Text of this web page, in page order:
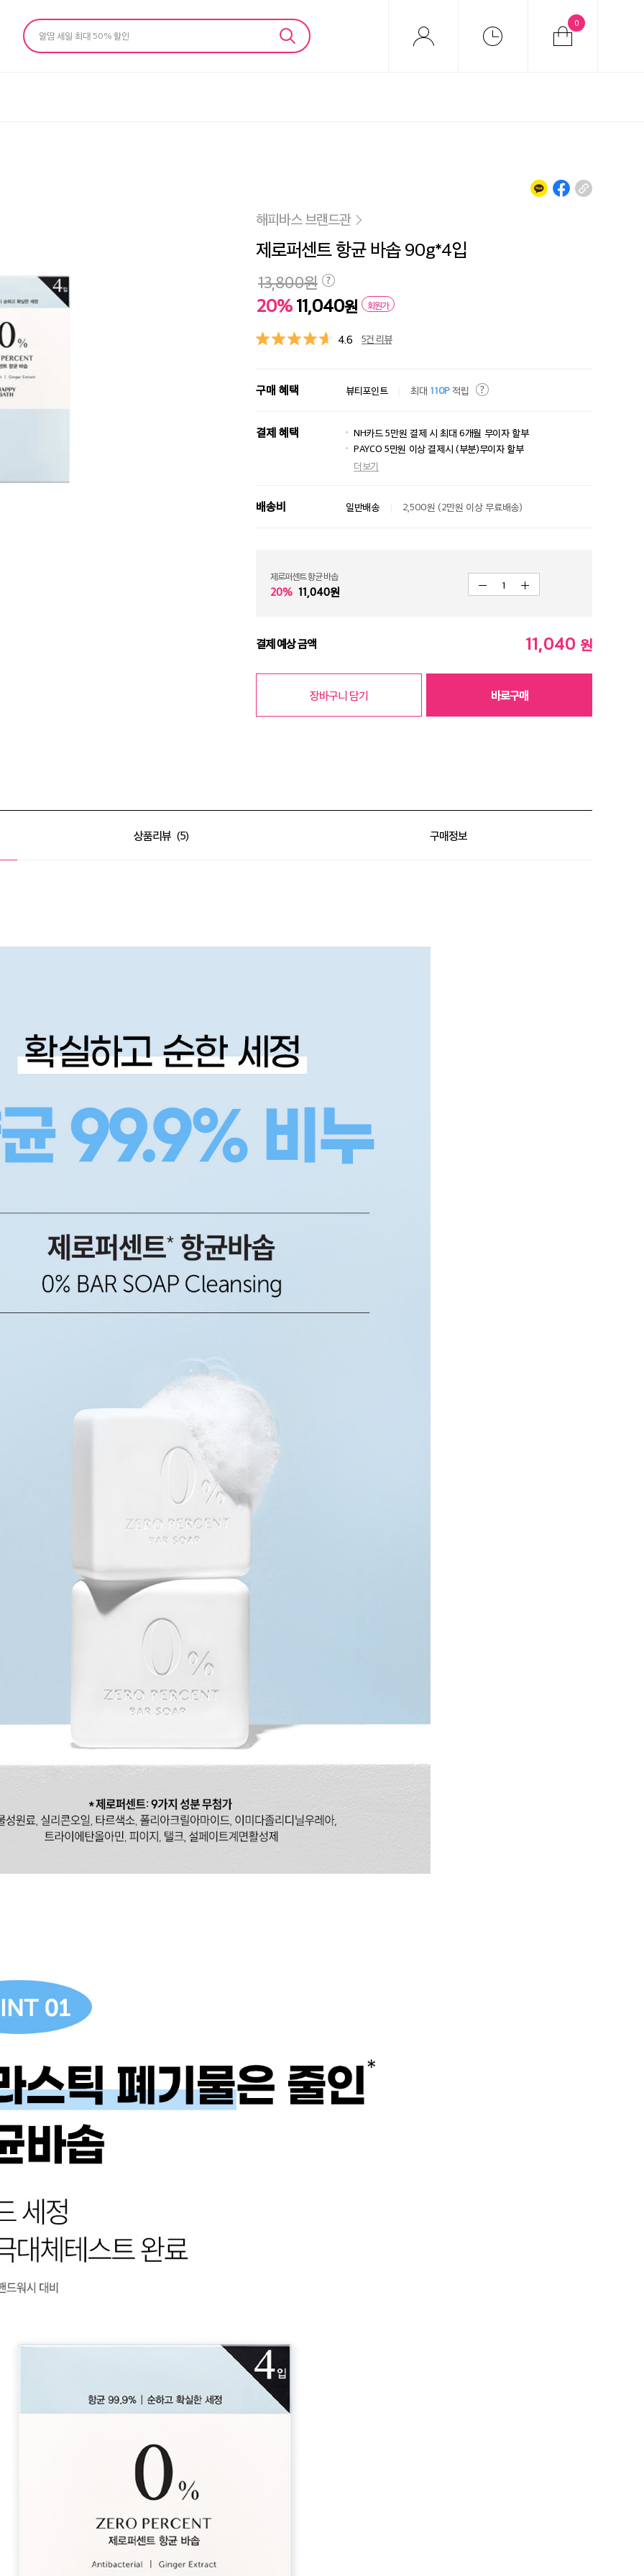
알땀 세일 최대 50% 할인
0
해피바스 브랜드관
제로퍼센트 항균 바솝 90g*4입
20% 11,040원 회원가
13,800원
4.6 5건 리뷰
구매 혜택 뷰티포인트 최대 110P적립
결제 혜택
NH카드 5만원 결제 시 최대 6개월 무이자 할부
PAYCO 5만원 이상 결제시 (부분)무이자 할부
더보기
배송비 일반배송 2,500원 (2만원 이상 무료배송)
제로퍼센트 항균 바솝
20% 11,040원 1
결제 예상 금액 11,040 원
장바구니 담기 바로구매
상품리뷰 5 구매정보